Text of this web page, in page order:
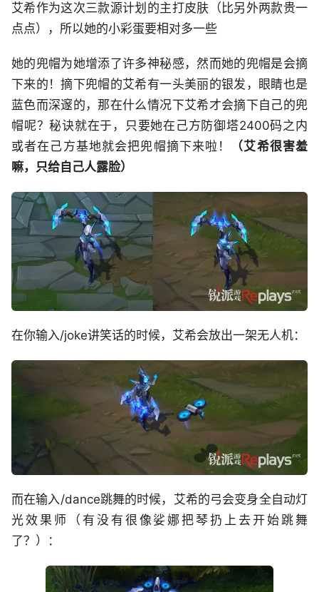
艾希作为这次三款源计划的主打皮肤（比另外两款贵一
点点），所以她的小彩蛋要相对多一些
她的兜帽为她增添了许多神秘感，然而她的兜帽是会摘
下来的！摘下兜帽的艾希有一头美丽的银发，眼睛也是
蓝色而深邃的，那在什么情况下艾希才会摘下自己的兜
帽呢？秘诀就在于，只要她在己方防御塔2400码之内
或者在己方基地就会把兜帽摘下来啦！
（艾希很害羞
嘛，只给自己人露脸）
在你输入/joke讲笑话的时候，艾希会放出一架无人机：
而在输入/dance跳舞的时候，艾希的弓会变身全自动灯
光效果师（有没有很像娑娜把琴扔上去开始跳舞
了？）：